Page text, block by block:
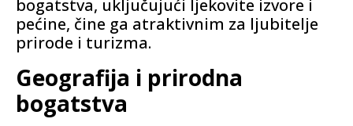
bogatstva, uključujući ljekovite izvore i
pećine, čine ga atraktivnim za ljubitelje
prirode i turizma.
Geografija i prirodna
bogatstva